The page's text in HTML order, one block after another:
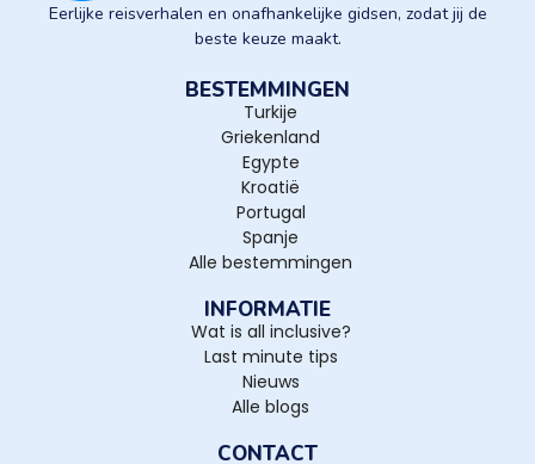
Eerlijke reisverhalen en onafhankelijke gidsen, zodat jij de
beste keuze maakt.
BESTEMMINGEN
Turkije
Griekenland
Egypte
Kroatië
Portugal
Spanje
Alle bestemmingen
INFORMATIE
Wat is all inclusive?
Last minute tips
Nieuws
Alle blogs
CONTACT